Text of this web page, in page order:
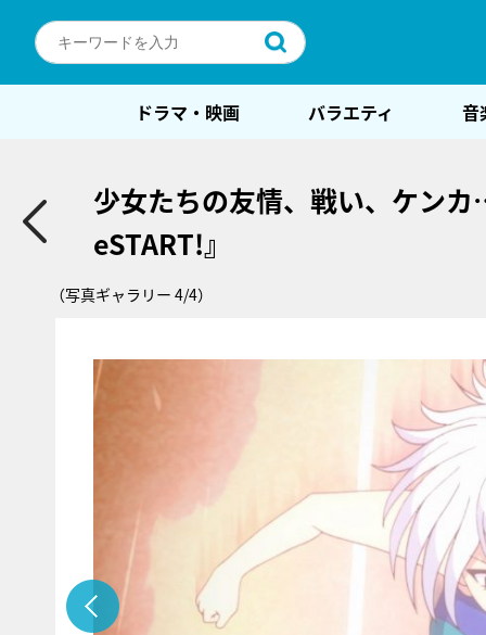
ドラマ・映画 バラエティ 音
少女たちの友情、戦い、ケン
eSTART!』
（写真ギャラリー 4/4）